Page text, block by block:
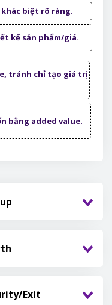
kế sản phẩm/giá.
bằng added value.
biệt rõ ràng.
tránh chỉ tạo giá trị
Exit